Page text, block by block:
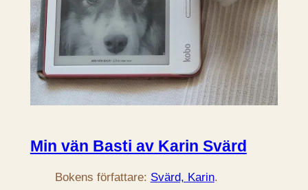
Min vän Basti av Karin Svärd
Bokens författare: Svärd, Karin.